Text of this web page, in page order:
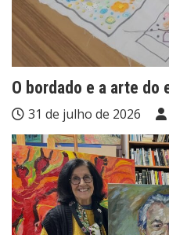
O bordado e a arte do
31 de julho de 2026